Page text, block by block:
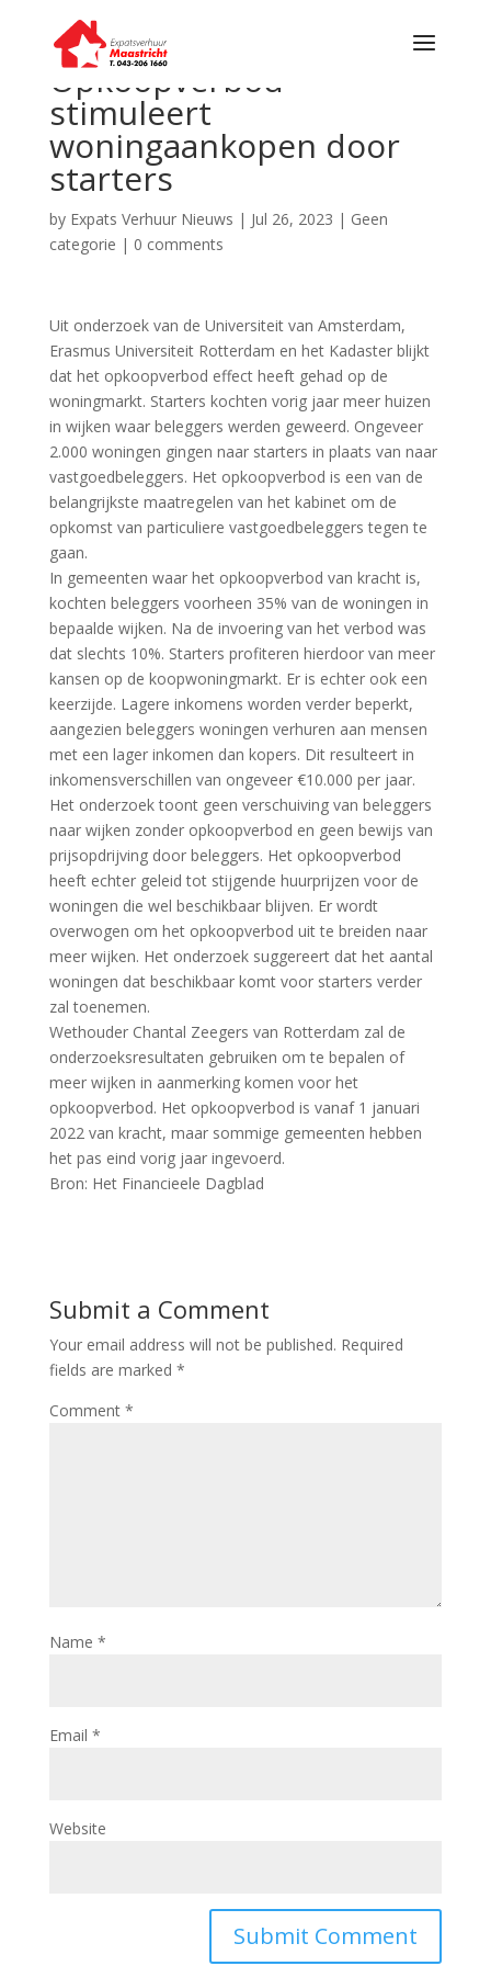
Opkoopverbod
stimuleert
woningaankopen door
starters
by Expats Verhuur Nieuws | Jul 26, 2023 | Geen
categorie | 0 comments
Uit onderzoek van de Universiteit van Amsterdam,
Erasmus Universiteit Rotterdam en het Kadaster blijkt
dat het opkoopverbod effect heeft gehad op de
woningmarkt. Starters kochten vorig jaar meer huizen
in wijken waar beleggers werden geweerd. Ongeveer
2.000 woningen gingen naar starters in plaats van naar
vastgoedbeleggers. Het opkoopverbod is een van de
belangrijkste maatregelen van het kabinet om de
opkomst van particuliere vastgoedbeleggers tegen te
gaan.
In gemeenten waar het opkoopverbod van kracht is,
kochten beleggers voorheen 35% van de woningen in
bepaalde wijken. Na de invoering van het verbod was
dat slechts 10%. Starters profiteren hierdoor van meer
kansen op de koopwoningmarkt. Er is echter ook een
keerzijde. Lagere inkomens worden verder beperkt,
aangezien beleggers woningen verhuren aan mensen
met een lager inkomen dan kopers. Dit resulteert in
inkomensverschillen van ongeveer €10.000 per jaar.
Het onderzoek toont geen verschuiving van beleggers
naar wijken zonder opkoopverbod en geen bewijs van
prijsopdrijving door beleggers. Het opkoopverbod
heeft echter geleid tot stijgende huurprijzen voor de
woningen die wel beschikbaar blijven. Er wordt
overwogen om het opkoopverbod uit te breiden naar
meer wijken. Het onderzoek suggereert dat het aantal
woningen dat beschikbaar komt voor starters verder
zal toenemen.
Wethouder Chantal Zeegers van Rotterdam zal de
onderzoeksresultaten gebruiken om te bepalen of
meer wijken in aanmerking komen voor het
opkoopverbod. Het opkoopverbod is vanaf 1 januari
2022 van kracht, maar sommige gemeenten hebben
het pas eind vorig jaar ingevoerd.
Bron: Het Financieele Dagblad
Submit a Comment
Your email address will not be published. Required
fields are marked *
Comment *
Name *
Email *
Website